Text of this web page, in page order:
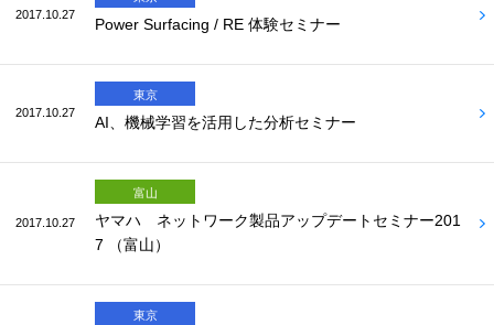
2017.10.27
Power Surfacing / RE 体験セミナー
2017.10.27
東京
AI、機械学習を活用した分析セミナー
2017.10.27
富山
ヤマハ ネットワーク製品アップデートセミナー201
7 （富山）
東京